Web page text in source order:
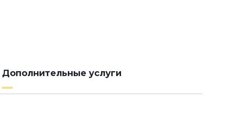
Дополнительные услуги